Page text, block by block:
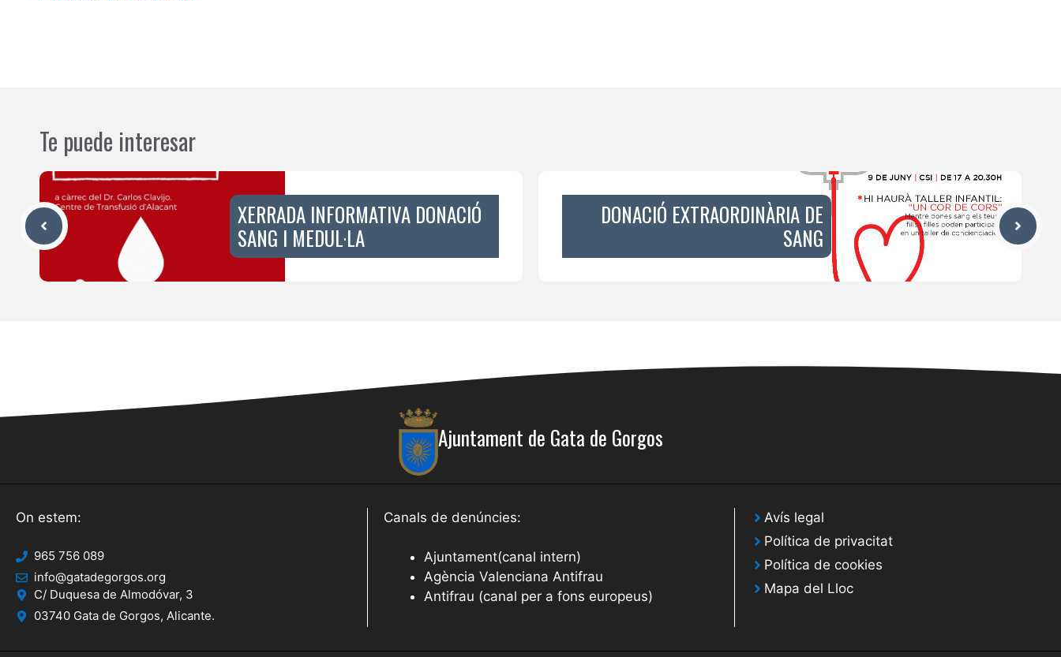
Te puede interesar
XERRADA INFORMATIVA DONACIÓ
SANG I MEDUL·LA
DONACIÓ EXTRAORDINÀRIA DE
SANG
Ajuntament de Gata de Gorgos
On estem:
965 756 089
info@gatadegorgos.org
C/ Duquesa de Almodóvar, 3
03740 Gata de Gorgos, Alicante.
Canals de denúncies:
Ajuntament(canal intern)
Agència Valenciana Antifrau
Antifrau (canal per a fons europeus)
Avís legal
Política de privacitat
Política de cookies
Mapa del Lloc